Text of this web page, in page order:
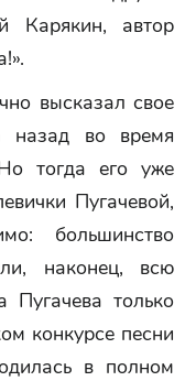
автор
высказал свое
назад во время
тогда его уже
Пугачевой,
большинство
наконец, всю
Пугачева только
конкурсе песни
в полном